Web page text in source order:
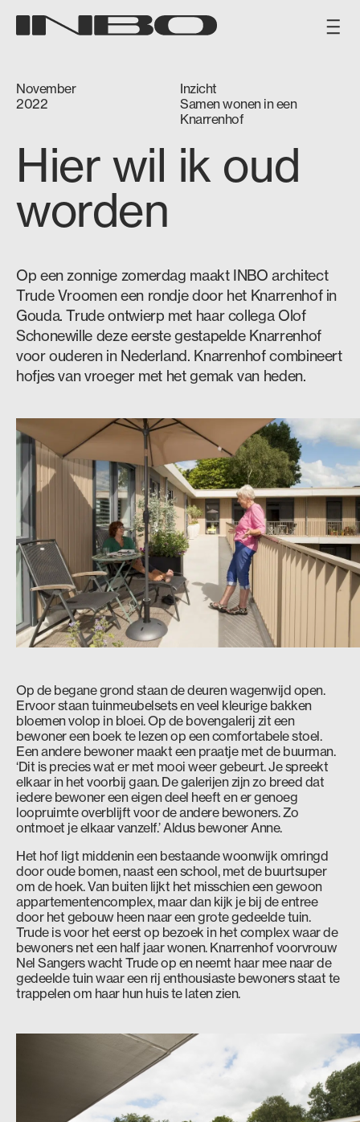
November
2022
Inzicht
Samen wonen in een
Knarrenhof
Hier wil ik oud
worden
Op een zonnige zomerdag maakt INBO architect
Trude Vroomen een rondje door het Knarrenhof in
Gouda. Trude ontwierp met haar collega Olof
Schonewille deze eerste gestapelde Knarrenhof
voor ouderen in Nederland. Knarrenhof combineert
hofjes van vroeger met het gemak van heden.
Op de begane grond staan de deuren wagenwijd open.
Ervoor staan tuinmeubelsets en veel kleurige bakken
bloemen volop in bloei. Op de bovengalerij zit een
bewoner een boek te lezen op een comfortabele stoel.
Een andere bewoner maakt een praatje met de buurman.
‘Dit is precies wat er met mooi weer gebeurt. Je spreekt
elkaar in het voorbij gaan. De galerijen zijn zo breed dat
iedere bewoner een eigen deel heeft en er genoeg
loopruimte overblijft voor de andere bewoners. Zo
ontmoet je elkaar vanzelf.’ Aldus bewoner Anne.
Het hof ligt middenin een bestaande woonwijk omringd
door oude bomen, naast een school, met de buurtsuper
om de hoek. Van buiten lijkt het misschien een gewoon
appartementencomplex, maar dan kijk je bij de entree
door het gebouw heen naar een grote gedeelde tuin.
Trude is voor het eerst op bezoek in het complex waar de
bewoners net een half jaar wonen. Knarrenhof voorvrouw
Nel Sangers wacht Trude op en neemt haar mee naar de
gedeelde tuin waar een rij enthousiaste bewoners staat te
trappelen om haar hun huis te laten zien.